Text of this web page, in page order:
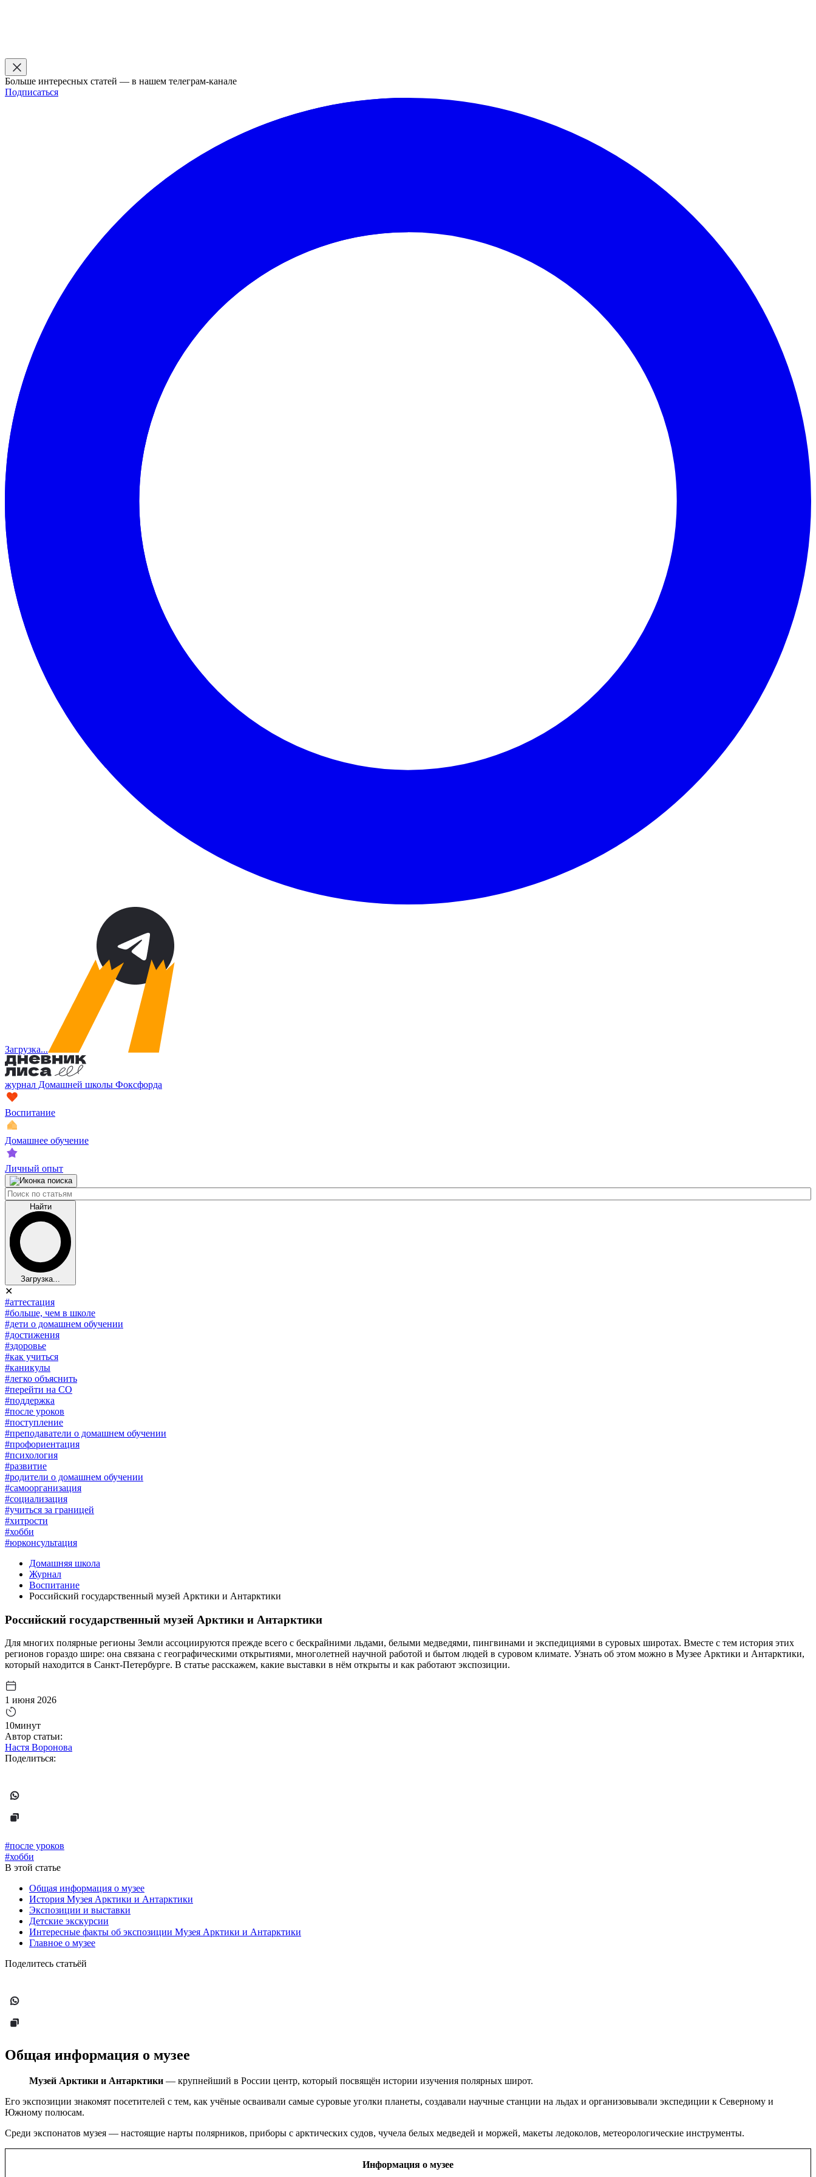
Больше интересных статей — в нашем телеграм-канале
Подписаться
Загрузка...
журнал Домашней школы Фоксфорда
Воспитание
Домашнее обучение
Личный опыт
Найти
Загрузка...
✕
#аттестация
#больше, чем в школе
#дети о домашнем обучении
#достижения
#здоровье
#как учиться
#каникулы
#легко объяснить
#перейти на СО
#поддержка
#после уроков
#поступление
#преподаватели о домашнем обучении
#профориентация
#психология
#развитие
#родители о домашнем обучении
#самоорганизация
#социализация
#учиться за границей
#хитрости
#хобби
#юрконсультация
Домашняя школа
Журнал
Воспитание
Российский государственный музей Арктики и Антарктики
Российский государственный музей Арктики и Антарктики
Для многих полярные регионы Земли ассоциируются прежде всего с бескрайними льдами, белыми медведями, пингвинами и экспедициями в суровых широтах. Вместе с тем история этих
регионов гораздо шире: она связана с географическими открытиями, многолетней научной работой и бытом людей в суровом климате. Узнать об этом можно в Музее Арктики и Антарктики,
который находится в Санкт-Петербурге. В статье расскажем, какие выставки в нём открыты и как работают экспозиции.
1 июня 2026
10минут
Автор статьи:
Настя Воронова
Поделиться:
#после уроков
#хобби
В этой статье
Общая информация о музее
История Музея Арктики и Антарктики
Экспозиции и выставки
Детские экскурсии
Интересные факты об экспозиции Музея Арктики и Антарктики
Главное о музее
Поделитесь статьёй
Общая информация о музее
Музей Арктики и Антарктики — крупнейший в России центр, который посвящён истории изучения полярных широт.
Его экспозиции знакомят посетителей с тем, как учёные осваивали самые суровые уголки планеты, создавали научные станции на льдах и организовывали экспедиции к Северному и
Южному полюсам.
Среди экспонатов музея — настоящие нарты полярников, приборы с арктических судов, чучела белых медведей и моржей, макеты ледоколов, метеорологические инструменты.
Информация о музее